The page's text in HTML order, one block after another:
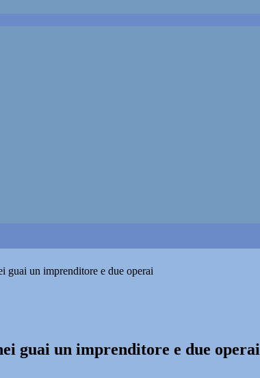
guai un imprenditore e due operai
guai un imprenditore e due operai